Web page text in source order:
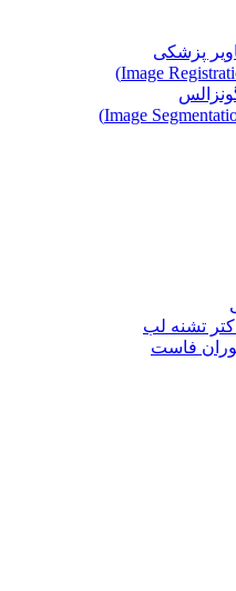
پزشکی
تشنه لب
فاست